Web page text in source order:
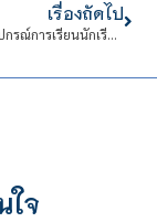
เรื่องถัดไป
กำหนดการซื้ออุปกรณ์การเรียนนักเรียน ระดับ ปวช. ชั้นปีที่ 1/ 2567
ใจ